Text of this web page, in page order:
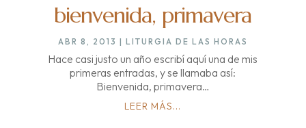
bienvenida, primavera
ABR 8, 2013 | LITURGIA DE LAS HORAS
Hace casi justo un año escribí aquí una de mis
primeras entradas, y se llamaba así:
Bienvenida, primavera…
LEER MÁS...